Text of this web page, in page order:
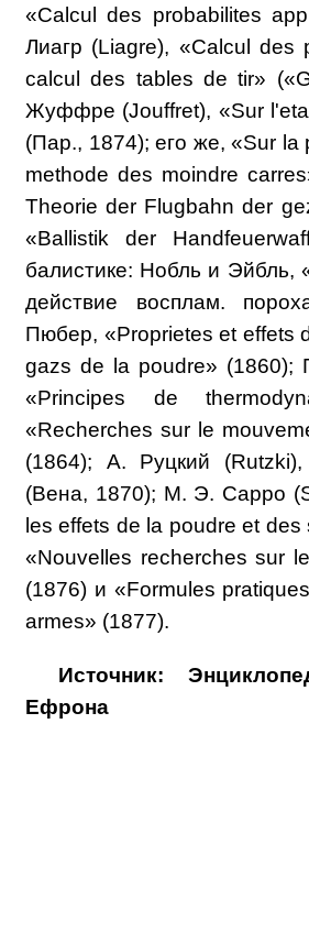
«Calcul des probabilites
Лиагр (Liagre), «Calcul des
calcul des tables de tir»
Жуффре (Jouffret), «Sur
(Пар., 1874); его же, «Sur
methode des moindre
Theorie der Flugbahn der
«Ballistik der
балистике: Нобль и Эйбль,
действие восплам.
Пюбер, «Proprietes et effets
gazs de la poudre»
«Principes de
«Recherches sur le
(1864); А. Руцкий
(Bенa, 1870); M. Э. Cappo
les effets de la poudre et
«Nouvelles recherches sur
(1876) и «Formules
armes» (1877).
Источник:
Ефрона